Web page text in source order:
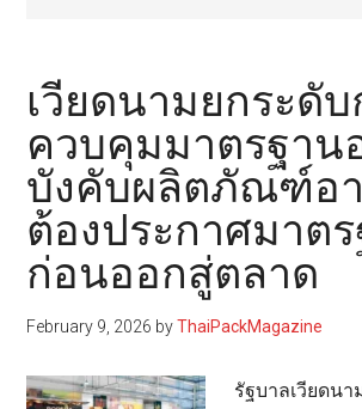
เวียดนามยกระดับ
ควบคุมมาตรฐาน
บังคับผลิตภัณฑ์อ
ต้องประกาศมาต
ก่อนออกสู่ตลาด
February 9, 2026 byThaiPackMagazine
รัฐบาลเวียดน